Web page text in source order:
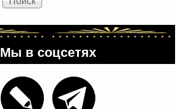
Мы в соцсетях